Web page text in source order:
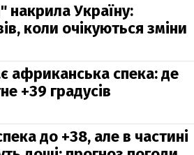
накрила Україну:
коли очікуються зміни
африканська спека: де
+39 градусів
до +38, але в частині